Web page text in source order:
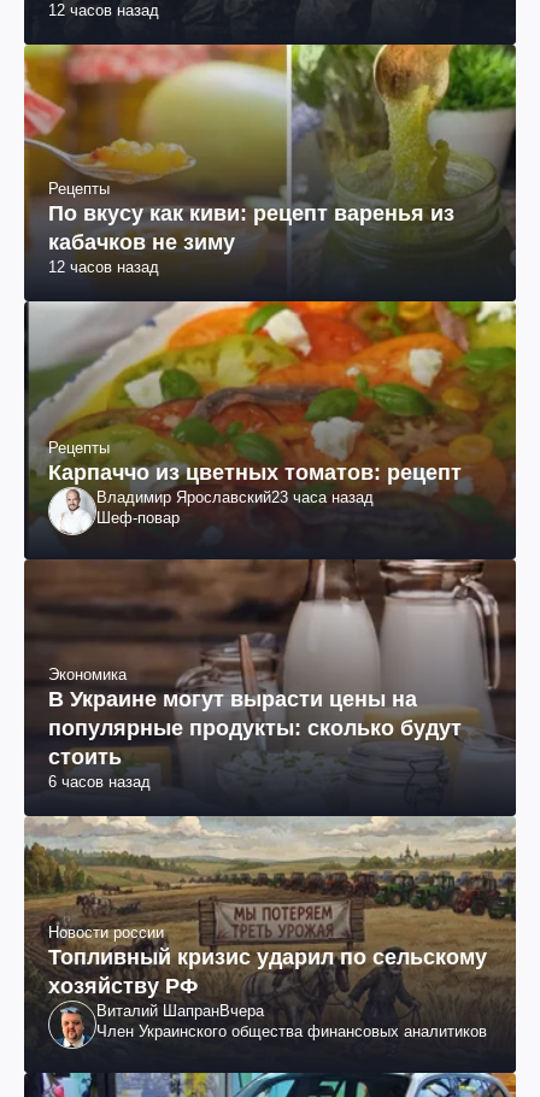
юриста
12 часов назад
Рецепты
По вкусу как киви: рецепт варенья из
кабачков не зиму
12 часов назад
Рецепты
Карпаччо из цветных томатов: рецепт
Владимир Ярославский23 часа назад
Шеф-повар
Экономика
В Украине могут вырасти цены на
популярные продукты: сколько будут
стоить
6 часов назад
Новости россии
Топливный кризис ударил по сельскому
хозяйству РФ
Виталий ШапранВчера
Член Украинского общества финансовых аналитиков